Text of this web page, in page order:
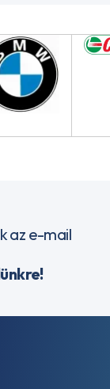
az e-mail